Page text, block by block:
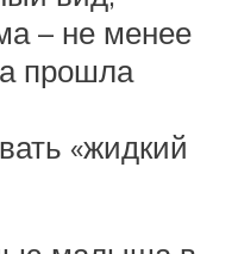
– не менее
прошла
«жидкий